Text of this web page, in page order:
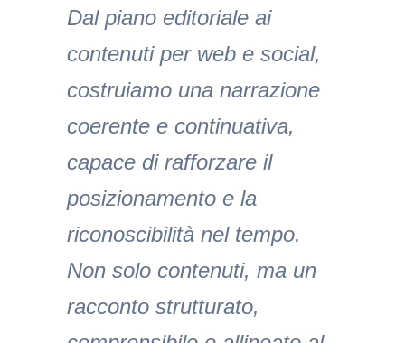
Dal piano editoriale ai
contenuti per web e social,
costruiamo una narrazione
coerente e continuativa,
capace di rafforzare il
posizionamento e la
riconoscibilità nel tempo.
Non solo contenuti, ma un
racconto strutturato,